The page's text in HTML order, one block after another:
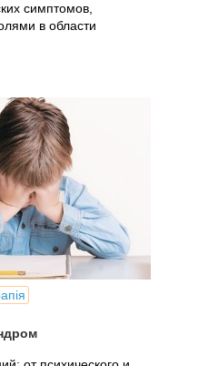
симптомов,
в области